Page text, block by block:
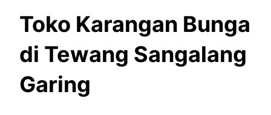
Toko Karangan Bunga
di Tewang Sangalang
Garing